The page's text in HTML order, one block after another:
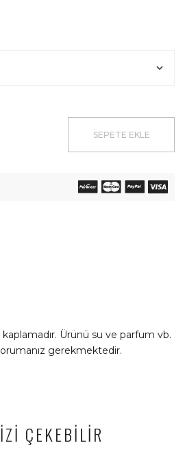
SEPETE EKLE
Ürünü su ve parfum vb.
gerekmektedir.
ÇEKEBİLİR